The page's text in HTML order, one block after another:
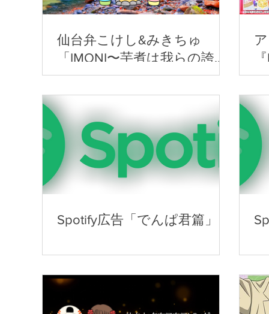
仙台弁こけし&みきちゅ
「IMONI〜芋煮は我らの誇
り〜」
Spotify広告「でんぱ君篇」